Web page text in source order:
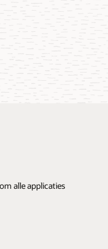
alle applicaties